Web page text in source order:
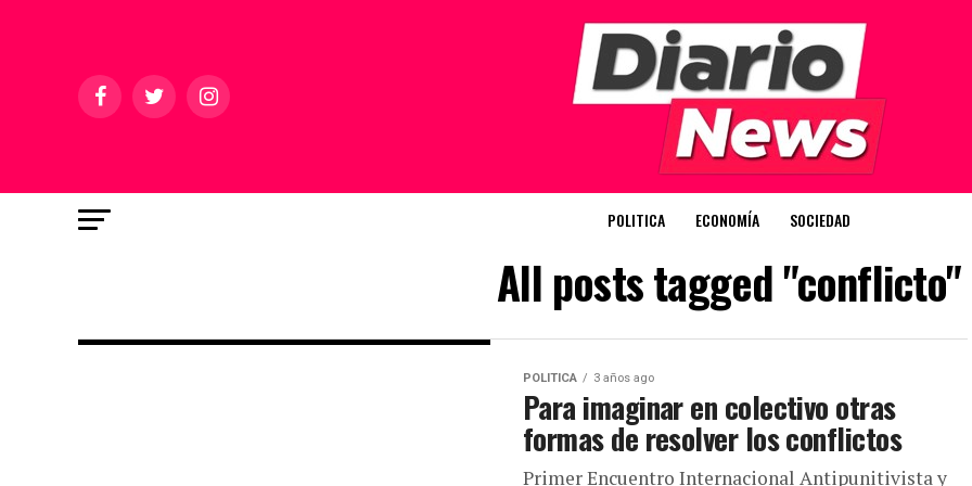
POLITICA ECONOMÍA SOCIEDAD
All posts tagged "conflicto"
POLITICA 3 años ago
Para imaginar en colectivo otras
formas de resolver los conflictos
Primer Encuentro Internacional Antipunitivista y